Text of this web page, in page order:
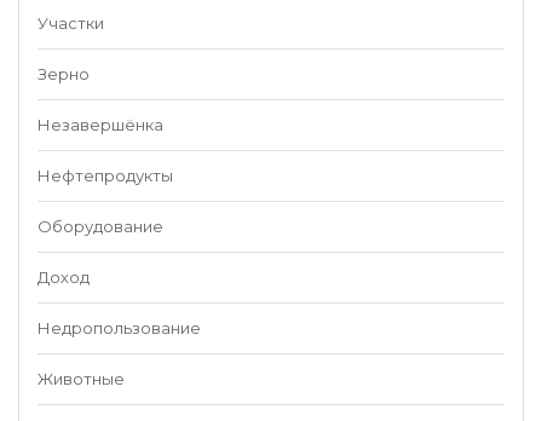
Участки
Зерно
Незавершёнка
Нефтепродукты
Оборудование
Доход
Недропользование
Животные